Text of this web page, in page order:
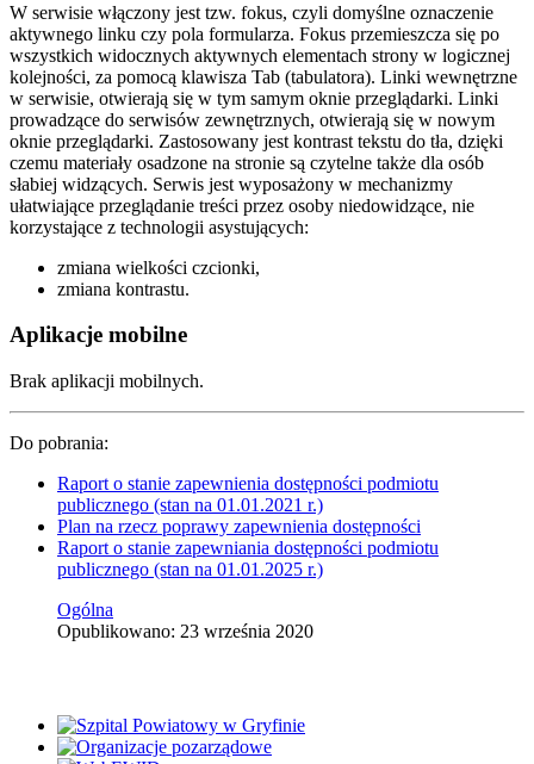
W serwisie włączony jest tzw. fokus, czyli domyślne oznaczenie
aktywnego linku czy pola formularza. Fokus przemieszcza się po
wszystkich widocznych aktywnych elementach strony w logicznej
kolejności, za pomocą klawisza Tab (tabulatora). Linki wewnętrzne
w serwisie, otwierają się w tym samym oknie przeglądarki. Linki
prowadzące do serwisów zewnętrznych, otwierają się w nowym
oknie przeglądarki. Zastosowany jest kontrast tekstu do tła, dzięki
czemu materiały osadzone na stronie są czytelne także dla osób
słabiej widzących. Serwis jest wyposażony w mechanizmy
ułatwiające przeglądanie treści przez osoby niedowidzące, nie
korzystające z technologii asystujących:
zmiana wielkości czcionki,
zmiana kontrastu.
Aplikacje mobilne
Brak aplikacji mobilnych.
Do pobrania:
Raport o stanie zapewnienia dostępności podmiotu
publicznego (stan na 01.01.2021 r.)
Plan na rzecz poprawy zapewnienia dostępności
Raport o stanie zapewniania dostępności podmiotu
publicznego (stan na 01.01.2025 r.)
Ogólna
Opublikowano: 23 września 2020